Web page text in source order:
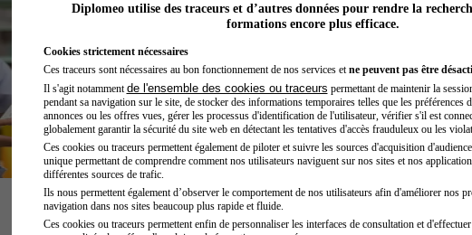
Diplomeo utilise des traceurs et d’autres données pour rendre la
formations encore plus efficace.
Cookies strictement nécessaires
Ces traceurs sont nécessaires au bon fonctionnement de nos services et ne peuvent pas être
Il s'agit notamment de l'ensemble des cookies ou traceurs permettant de maintenir la
pendant sa navigation sur le site, de stocker des informations temporaires telles que les préférences
annonces ou les offres vues, gérer les processus d'identification de l'utilisateur, vérifier s'il est
globalement garantir la sécurité du site web en détectant les tentatives d'accès frauduleux ou les
Ces cookies ou traceurs permettent également de piloter et suivre les sources d'acquisition
unique permettant de comprendre comment nos utilisateurs naviguent sur nos sites et nos
différentes sources de trafic.
Ils nous permettent également d’observer le comportement de nos utilisateurs afin d'améliorer nos
navigation dans nos sites beaucoup plus rapide et fluide.
Ces cookies ou traceurs permettent enfin de personnaliser les interfaces de consultation et